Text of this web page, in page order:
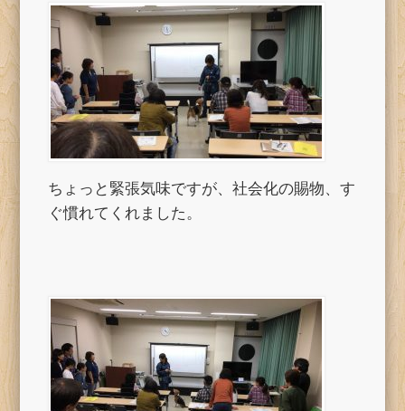
ちょっと緊張気味ですが、社会化の賜物、す
ぐ慣れてくれました。